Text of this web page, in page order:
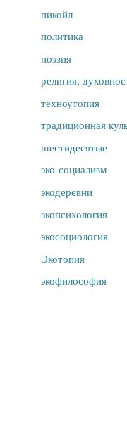
пикойл
политика
поэзия
религия,
техноутопия
традиционная
шестидесятые
эко-социализм
экодеревни
экопсихология
экосоциология
Экотопия
экофилософия